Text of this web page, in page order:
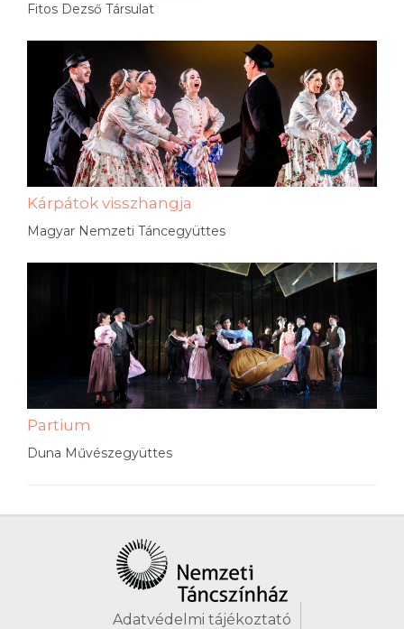
Fitos Dezső Társulat
Kárpátok visszhangja
Magyar Nemzeti Táncegyüttes
Partium
Duna Művészegyüttes
Adatvédelmi tájékoztató